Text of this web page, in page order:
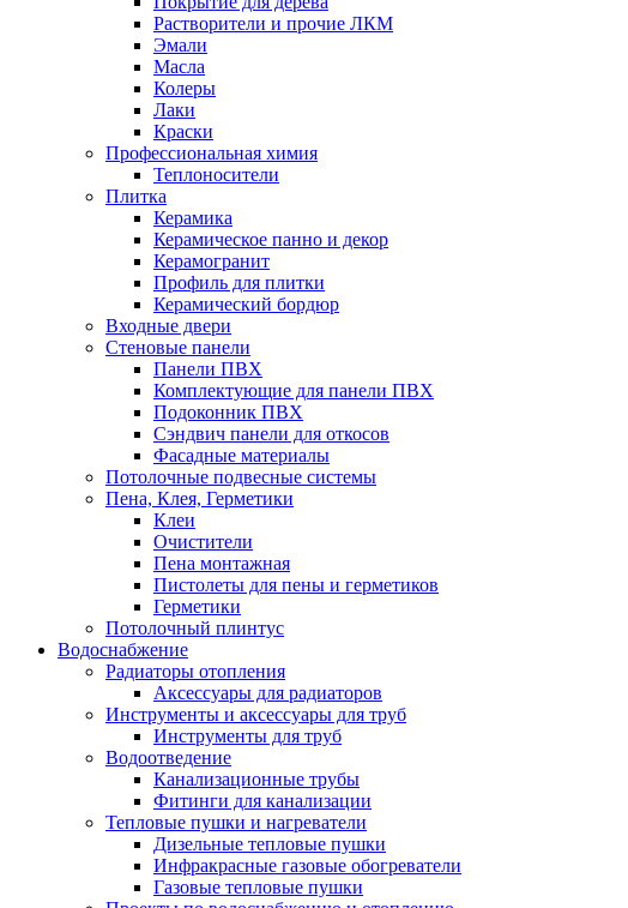
Растворители и прочие ЛКМ
Эмали
Масла
Колеры
Лаки
Краски
Профессиональная химия
Теплоносители
Плитка
Керамика
Керамическое панно и декор
Керамогранит
Профиль для плитки
Керамический бордюр
Входные двери
Стеновые панели
Панели ПВХ
Комплектующие для панели ПВХ
Подоконник ПВХ
Сэндвич панели для откосов
Фасадные материалы
Потолочные подвесные системы
Пена, Клея, Герметики
Клеи
Очистители
Пена монтажная
Пистолеты для пены и герметиков
Герметики
Потолочный плинтус
Водоснабжение
Радиаторы отопления
Аксессуары для радиаторов
Инструменты и аксессуары для труб
Инструменты для труб
Водоотведение
Канализационные трубы
Фитинги для канализации
Тепловые пушки и нагреватели
Дизельные тепловые пушки
Инфракрасные газовые обогреватели
Газовые тепловые пушки